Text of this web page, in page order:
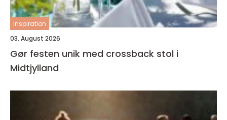
inspiration
03. August 2026
Gør festen unik med crossback stol i
Midtjylland